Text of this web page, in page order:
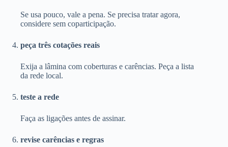
Se usa pouco, vale a pena. Se precisa tratar agora,
considere sem coparticipação.
peça três cotações reais
Exija a lâmina com coberturas e carências. Peça a lista
da rede local.
teste a rede
Faça as ligações antes de assinar.
revise carências e regras